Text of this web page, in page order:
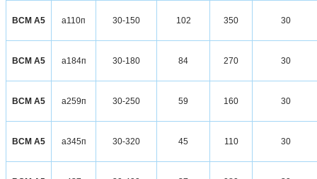
ВСМ А5 а110п 30-150 102 350 30
ВСМ А5 а184п 30-180 84 270 30
ВСМ А5 а259п 30-250 59 160 30
ВСМ А5 а345п 30-320 45 110 30